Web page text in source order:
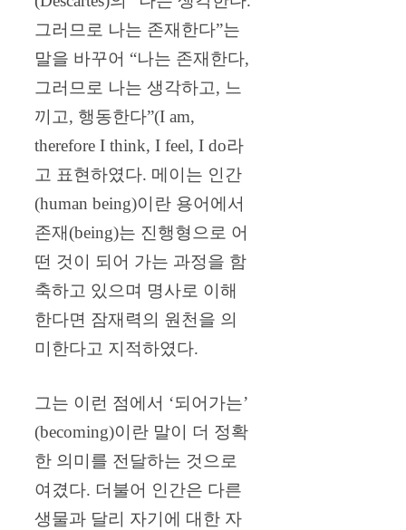
그러므로 나는 존재한다”는
말을 바꾸어 “나는 존재한다,
그러므로 나는 생각하고, 느
끼고, 행동한다”(I am,
therefore I think, I feel, I do라
고 표현하였다. 메이는 인간
(human being)이란 용어에서
존재(being)는 진행형으로 어
떤 것이 되어 가는 과정을 함
축하고 있으며 명사로 이해
한다면 잠재력의 원천을 의
미한다고 지적하였다.
그는 이런 점에서 ‘되어가는’
(becoming)이란 말이 더 정확
한 의미를 전달하는 것으로
여겼다. 더불어 인간은 다른
생물과 달리 자기에 대한 자